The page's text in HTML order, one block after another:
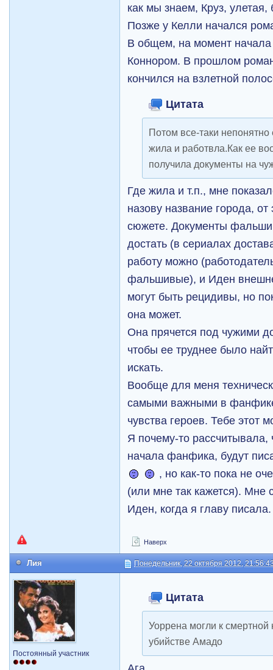
как мы знаем, Круз,
Позже у Келли начался
В общем, на момент начала
Коннором. В прошлом
кончился на взлетной
Цитата
Потом все-таки
жила и работвла.Как ее
получила документы на
Где жила и т.п., мне
назову название города,
сюжете. Документы
достать (в сериалах
работу можно
фальшивые), и Иден
могут быть рецидивы, но
она может.
Она прячется под чужими
чтобы ее труднее было
искать.
Вообще для меня
самыми важными в
чувства героев. Тебе этот
Я почему-то рассчитывала,
начала фанфика, будут
, но как-то пока не
(или мне так кажется). Мне
Иден, когда я главу
Наверх
Лия Понедельник, 22 октября 2012,
Постоянный участник
Цитата
Уоррена могли к смертной
убийстве Амадо